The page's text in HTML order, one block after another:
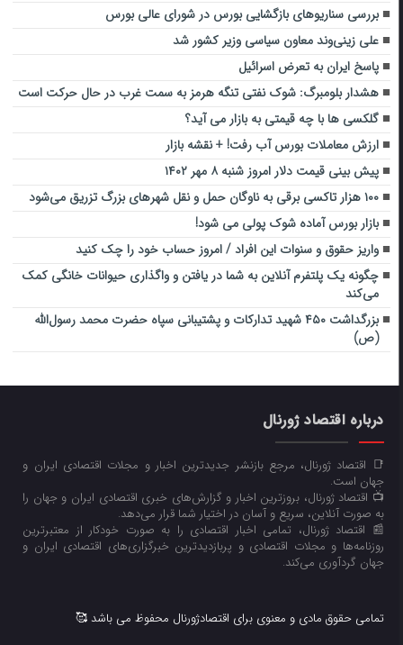
بررسی سناریوهای بازگشایی بورس در شورای عالی بورس
علی زینی‌وند معاون سیاسی وزیر کشور شد
پاسخ ایران به تعرض اسرائیل
هشدار بلومبرگ: شوک نفتی تنگه هرمز به سمت غرب در حال حرکت است
گلکسی ها با چه قیمتی به بازار می آید؟
ارزش معاملات بورس آب رفت! + نقشه بازار
پیش بینی قیمت دلار امروز شنبه ۸ مهر ۱۴۰۲
۱۰۰ هزار تاکسی برقی به ناوگان حمل و نقل شهرهای بزرگ تزریق می‌شود
بازار بورس آماده شوک پولی می شود!
واریز حقوق و سنوات این افراد / امروز حساب خود را چک کنید
چگونه یک پلتفرم آنلاین به شما در یافتن و واگذاری حیوانات خانگی کمک
می‌کند
بزرگداشت ۴۵۰ شهید تدارکات و پشتیبانی سپاه حضرت محمد رسول‌الله
(ص)
درباره اقتصاد ژورنال
📑 اقتصاد ژورنال، مرجع بازنشر جدیدترین اخبار و مجلات اقتصادی ایران و
جهان است.
📺 اقتصاد ژورنال، بروزترین اخبار و گزارش‌های خبری اقتصادی ایران و جهان را
به صورت آنلاین، سریع و آسان در اختیار شما قرار می‌‌دهد.
📰 اقتصاد ژورنال، تمامی اخبار اقتصادی را به صورت خودکار از معتبرترین
روزنامه‌ها و مجلات اقتصادی و پربازدیدترین خبرگزاری‌های اقتصادی ایران و
جهان گردآوری می‌کند.
تمامی حقوق مادی و معنوی برای اقتصادژورنال محفوظ می باشد 🥰